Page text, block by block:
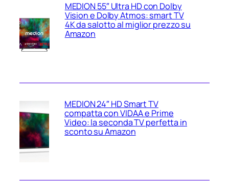
MEDION 55″ Ultra HD con Dolby
Vision e Dolby Atmos: smart TV
4K da salotto al miglior prezzo su
Amazon
MEDION 24″ HD Smart TV
compatta con VIDAA e Prime
Video: la seconda TV perfetta in
sconto su Amazon